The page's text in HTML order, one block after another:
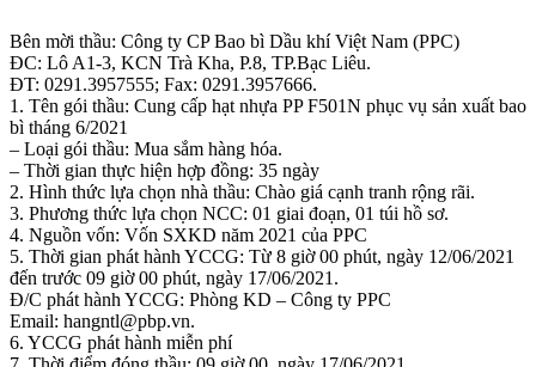
Bên mời thầu: Công ty CP Bao bì Dầu khí Việt Nam (PPC)
ĐC: Lô A1-3, KCN Trà Kha, P.8, TP.Bạc Liêu.
ĐT: 0291.3957555; Fax: 0291.3957666.
1. Tên gói thầu: Cung cấp hạt nhựa PP F501N phục vụ sản xuất bao
bì tháng 6/2021
– Loại gói thầu: Mua sắm hàng hóa.
– Thời gian thực hiện hợp đồng: 35 ngày
2. Hình thức lựa chọn nhà thầu: Chào giá cạnh tranh rộng rãi.
3. Phương thức lựa chọn NCC: 01 giai đoạn, 01 túi hồ sơ.
4. Nguồn vốn: Vốn SXKD năm 2021 của PPC
5. Thời gian phát hành YCCG: Từ 8 giờ 00 phút, ngày 12/06/2021
đến trước 09 giờ 00 phút, ngày 17/06/2021.
Đ/C phát hành YCCG: Phòng KD – Công ty PPC
Email: hangntl@pbp.vn.
6. YCCG phát hành miễn phí